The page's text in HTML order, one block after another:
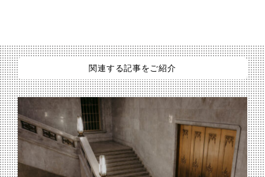
関連する記事をご紹介